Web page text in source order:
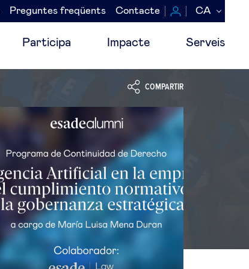
Preguntes freqüents Contacte CA
Participa Impacte Serveis
COMPARTIR